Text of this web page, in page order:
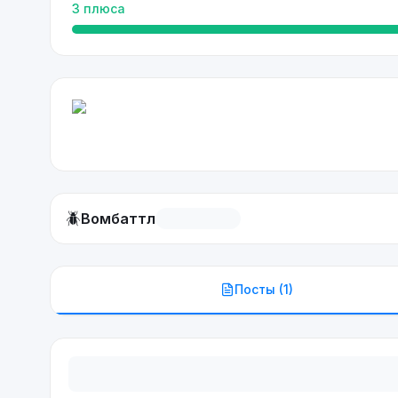
3 плюса
🪲Вомбаттл
Посты (1)